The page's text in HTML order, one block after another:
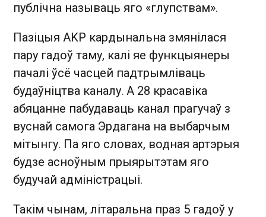
публічна называць яго «глупствам».
Пазіцыя AKP кардынальна змянілася
пару гадоў таму, калі яе функцыянеры
пачалі ўсё часцей падтрымліваць
будаўніцтва каналу. А 28 красавіка
абяцанне пабудаваць канал прагучаў з
вуснай самога Эрдагана на выбарчым
мітынгу. Па яго словах, водная артэрыя
будзе асноўным прыярытэтам яго
будучай адміністрацыі.
Такім чынам, літаральна праз 5 гадоў у